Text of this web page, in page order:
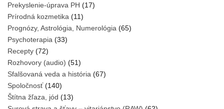
Prekyslenie-úprava PH (17)
Prírodná kozmetika (11)
Prognózy, Astrológia, Numerológia (65)
Psychoterapia (33)
Recepty (72)
Rozhovory (audio) (51)
Sfalšovaná veda a história (67)
Spoločnosť(140)
Štítna žľaza, jód (13)